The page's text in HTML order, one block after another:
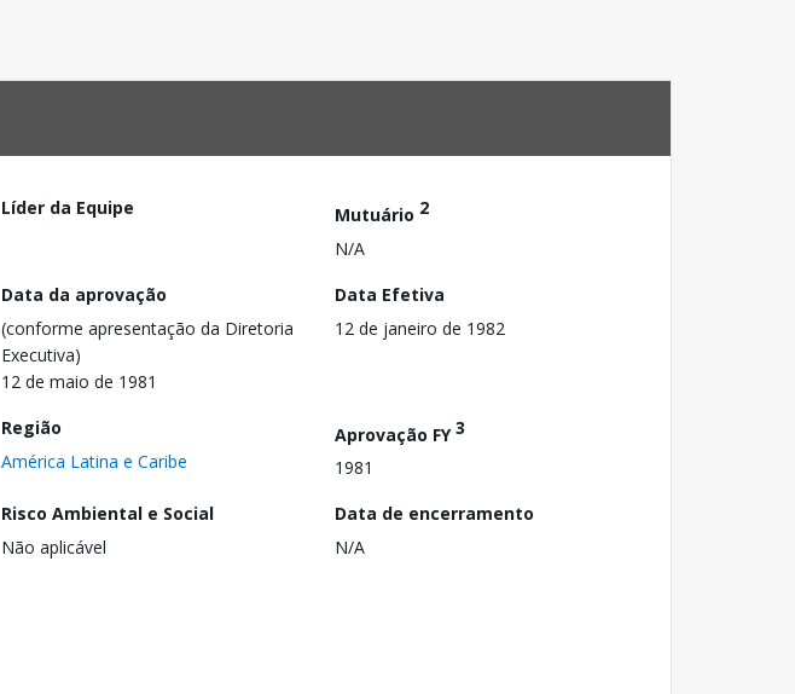
Líder da Equipe Mutuário 2
N/A
Data da aprovação
(conforme apresentação da Diretoria
Executiva)
12 de maio de 1981
Data Efetiva
12 de janeiro de 1982
Região
América Latina e Caribe
Aprovação FY3
1981
Risco Ambiental e Social
Não aplicável
Data de encerramento
N/A